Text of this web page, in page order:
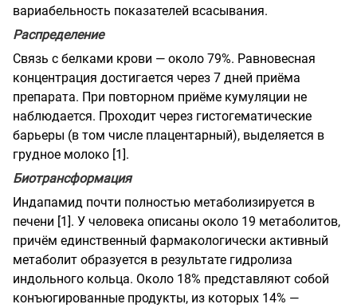
вариабельность показателей всасывания.
Распределение
Связь с белками крови — около 79%. Равновесная
концентрация достигается через 7 дней приёма
препарата. При повторном приёме кумуляции не
наблюдается. Проходит через гистогематические
барьеры (в том числе плацентарный), выделяется в
грудное молоко [1].
Биотрансформация
Индапамид почти полностью метаболизируется в
печени [1]. У человека описаны около 19 метаболитов,
причём единственный фармакологически активный
метаболит образуется в результате гидролиза
индольного кольца. Около 18% представляют собой
конъюгированные продукты, из которых 14% —